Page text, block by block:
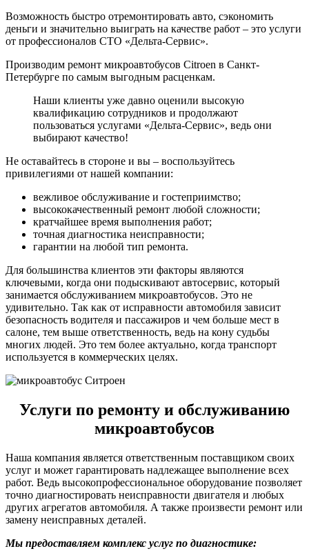
Возможность быстро отремонтировать авто, сэкономить
деньги и значительно выиграть на качестве работ – это услуги
от профессионалов СТО «Дельта-Сервис».
Производим ремонт микроавтобусов Citroen в Санкт-
Петербурге по самым выгодным расценкам.
Наши клиенты уже давно оценили высокую
квалификацию сотрудников и продолжают
пользоваться услугами «Дельта-Сервис», ведь они
выбирают качество!
Не оставайтесь в стороне и вы – воспользуйтесь
привилегиями от нашей компании:
вежливое обслуживание и гостеприимство;
высококачественный ремонт любой сложности;
кратчайшее время выполнения работ;
точная диагностика неисправности;
гарантии на любой тип ремонта.
Для большинства клиентов эти факторы являются
ключевыми, когда они подыскивают автосервис, который
занимается обслуживанием микроавтобусов. Это не
удивительно. Так как от исправности автомобиля зависит
безопасность водителя и пассажиров и чем больше мест в
салоне, тем выше ответственность, ведь на кону судьбы
многих людей. Это тем более актуально, когда транспорт
используется в коммерческих целях.
Услуги по ремонту и обслуживанию
микроавтобусов
Наша компания является ответственным поставщиком своих
услуг и может гарантировать надлежащее выполнение всех
работ. Ведь высокопрофессиональное оборудование позволяет
точно диагностировать неисправности двигателя и любых
других агрегатов автомобиля. А также произвести ремонт или
замену неисправных деталей.
Мы предоставляем комплекс услуг по диагностике: